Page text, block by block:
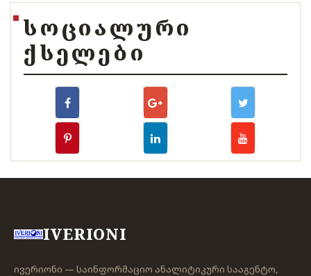
ᲡᲝᲪᲘᲐᲚᲣᲠᲘ
ᲥᲡᲔᲚᲔᲑᲘ
IVERIONI
ივერიონი — საინფორმაციო ანალიტიკური სააგენტო,